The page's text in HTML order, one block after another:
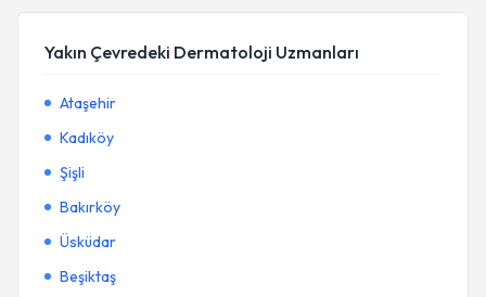
Yakın Çevredeki Dermatoloji Uzmanları
Ataşehir
Kadıköy
Şişli
Bakırköy
Üsküdar
Beşiktaş